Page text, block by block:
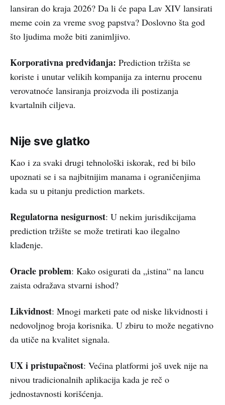
lansiran do kraja 2026? Da li će papa Lav XIV lansirati
meme coin za vreme svog papstva? Doslovno šta god
što ljudima može biti zanimljivo.
Korporativna predviđanja: Prediction tržišta se
koriste i unutar velikih kompanija za internu procenu
verovatnoće lansiranja proizvoda ili postizanja
kvartalnih ciljeva.
Nije sve glatko
Kao i za svaki drugi tehnološki iskorak, red bi bilo
upoznati se i sa najbitnijim manama i ograničenjima
kada su u pitanju prediction markets.
Regulatorna nesigurnost: U nekim jurisdikcijama
prediction tržište se može tretirati kao ilegalno
klađenje.
Oracle problem: Kako osigurati da „istina“ na lancu
zaista odražava stvarni ishod?
Likvidnost: Mnogi marketi pate od niske likvidnosti i
nedovoljnog broja korisnika. U zbiru to može negativno
da utiče na kvalitet signala.
UX i pristupačnost: Većina platformi još uvek nije na
nivou tradicionalnih aplikacija kada je reč o
jednostavnosti korišćenja.